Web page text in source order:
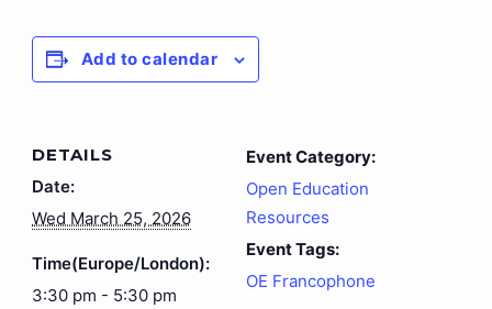
Add to calendar
DETAILS
Date:
Wed March 25, 2026
Time(Europe/London):
3:30 pm - 5:30 pm
Event Category:
Open Education
Resources
Event Tags:
OE Francophone